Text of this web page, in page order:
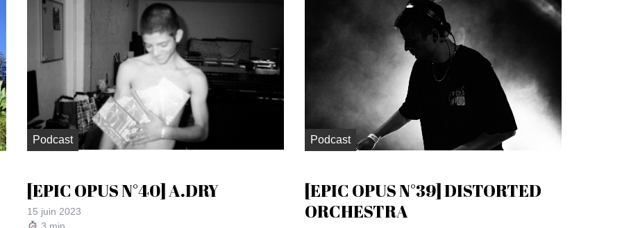
Podcast
[EPIC OPUS N°40] A.DRY
15 juin 2023
3 min
Podcast
[EPIC OPUS N°39] DISTORTED
ORCHESTRA